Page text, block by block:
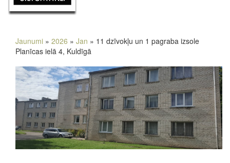
Jaunumi » 2026 » Jan » 11 dzīvokļu un 1 pagraba izsole
Planīcas ielā 4, Kuldīgā